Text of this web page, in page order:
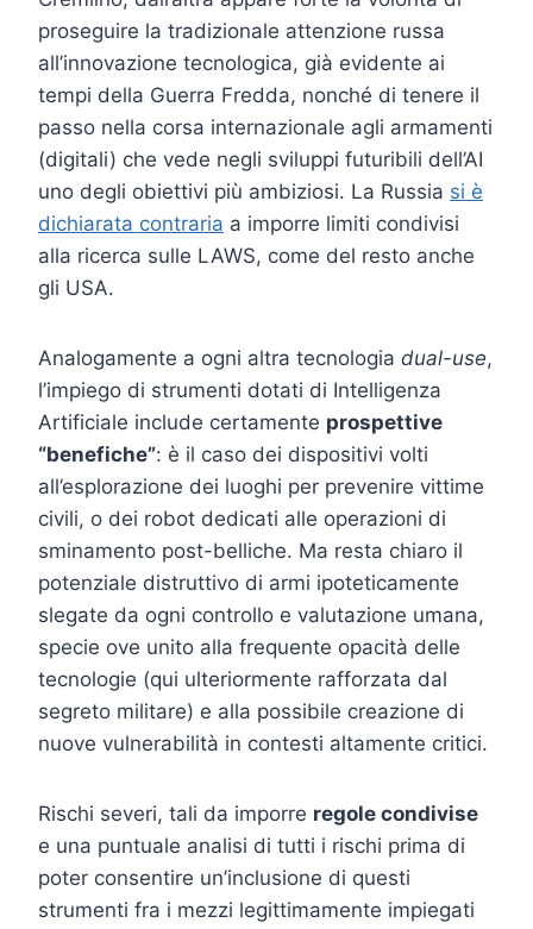
proseguire la tradizionale attenzione russa
all’innovazione tecnologica, già evidente ai
tempi della Guerra Fredda, nonché di tenere il
passo nella corsa internazionale agli armamenti
(digitali) che vede negli sviluppi futuribili dell’AI
uno degli obiettivi più ambiziosi. La Russia si è
dichiarata contraria a imporre limiti condivisi
alla ricerca sulle LAWS, come del resto anche
gli USA.
Analogamente a ogni altra tecnologia dual-use,
l’impiego di strumenti dotati di Intelligenza
Artificiale include certamente prospettive
“benefiche”: è il caso dei dispositivi volti
all’esplorazione dei luoghi per prevenire vittime
civili, o dei robot dedicati alle operazioni di
sminamento post-belliche. Ma resta chiaro il
potenziale distruttivo di armi ipoteticamente
slegate da ogni controllo e valutazione umana,
specie ove unito alla frequente opacità delle
tecnologie (qui ulteriormente rafforzata dal
segreto militare) e alla possibile creazione di
nuove vulnerabilità in contesti altamente critici.
Rischi severi, tali da imporre regole condivise
e una puntuale analisi di tutti i rischi prima di
poter consentire un’inclusione di questi
strumenti fra i mezzi legittimamente impiegati